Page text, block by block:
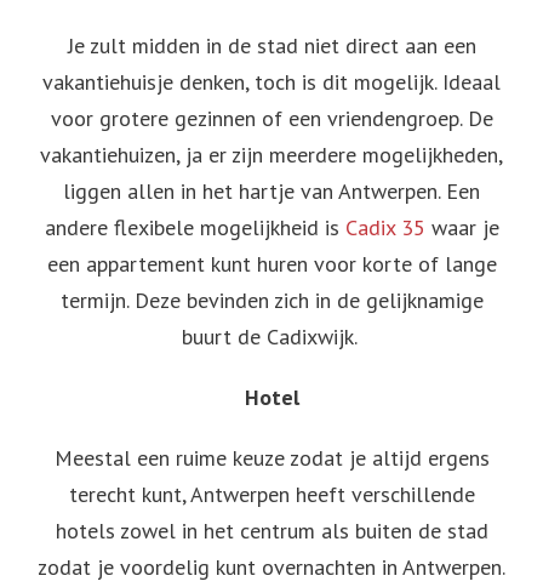
Je zult midden in de stad niet direct aan een
vakantiehuisje denken, toch is dit mogelijk. Ideaal
voor grotere gezinnen of een vriendengroep. De
vakantiehuizen, ja er zijn meerdere mogelijkheden,
liggen allen in het hartje van Antwerpen. Een
andere flexibele mogelijkheid is Cadix 35 waar je
een appartement kunt huren voor korte of lange
termijn. Deze bevinden zich in de gelijknamige
buurt de Cadixwijk.
Hotel
Meestal een ruime keuze zodat je altijd ergens
terecht kunt, Antwerpen heeft verschillende
hotels zowel in het centrum als buiten de stad
zodat je voordelig kunt overnachten in Antwerpen.